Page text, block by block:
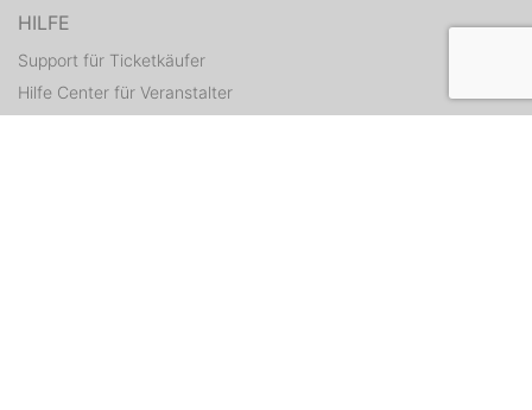
HILFE
Support für Ticketkäufer
Hilfe Center für Veranstalter